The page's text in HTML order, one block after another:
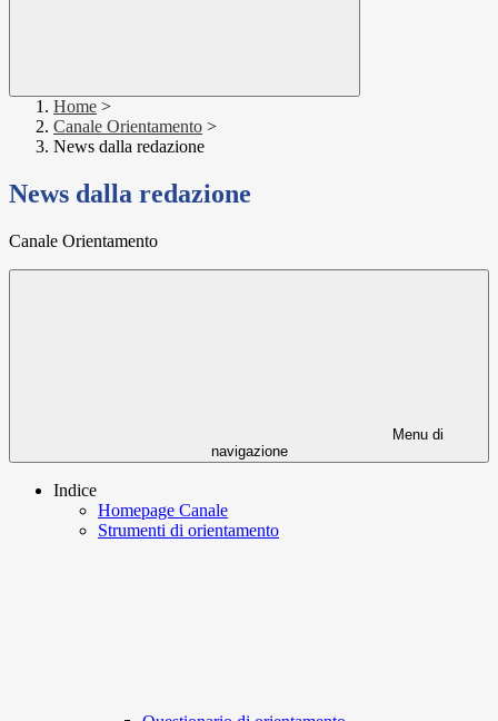
Home >
Canale Orientamento >
News dalla redazione
News dalla redazione
Canale Orientamento
Menu di
navigazione
Indice
Homepage Canale
Strumenti di orientamento